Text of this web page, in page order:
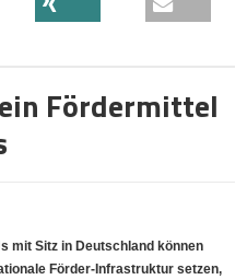
Fördermittel
mit Sitz in Deutschland können
Förder-Infrastruktur setzen,